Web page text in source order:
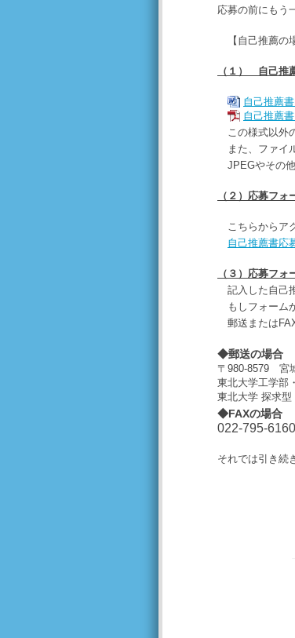
応募の前にもう
【自己推薦の
（１） 自己推
自己推薦書
自己推薦書
この様式以外
また、ファイ
JPEGやその他
（２）応募フォ
こちらからア
自己推薦書応
（３）応募フ
記入した自己
もしフォーム
郵送または
◆郵送の場合
〒980-8579 宮
東北大学工学部
東北大学 探求
◆FAXの場合
022-795-6160
それでは引き続